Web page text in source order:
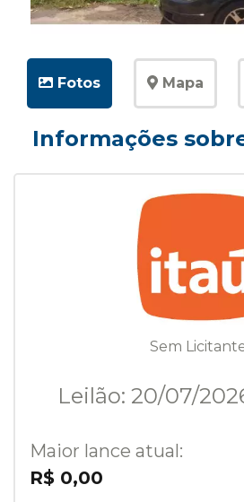
Fotos Mapa
Informações
Sem
Leilão: 20/07/
Maior lance atual:
R$ 0,00